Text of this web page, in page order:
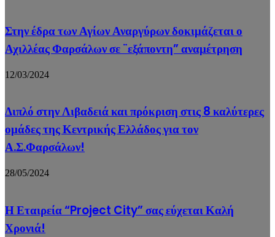
Στην έδρα των Αγίων Αναργύρων δοκιμάζεται ο
Αχιλλέας Φαρσάλων σε ¨εξάποντη” αναμέτρηση
12/03/2024
Διπλό στην Λιβαδειά και πρόκριση στις 8 καλύτερες
ομάδες της Κεντρικής Ελλάδος για τον
Α.Σ.Φαρσάλων!
28/05/2024
Η Εταιρεία “Project City” σας εύχεται Καλή
Χρονιά!